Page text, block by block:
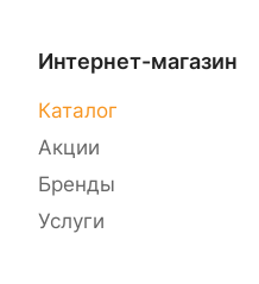
Интернет-магазин
Каталог
Акции
Бренды
Услуги